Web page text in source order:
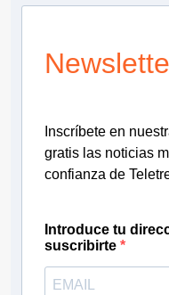
Inscríbete en
gratis las noticias
confianza de
Introduce tu
suscribirte